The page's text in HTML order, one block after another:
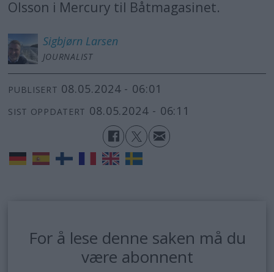
Olsson i Mercury til Båtmagasinet.
Sigbjørn Larsen
JOURNALIST
PUBLISERT 08.05.2024 - 06:01
SIST OPPDATERT 08.05.2024 - 06:11
For å lese denne saken må du
være abonnent